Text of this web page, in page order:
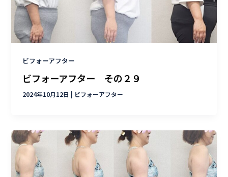
ビフォーアフター
ビフォーアフター その２９
2024年10月12日 | ビフォーアフター